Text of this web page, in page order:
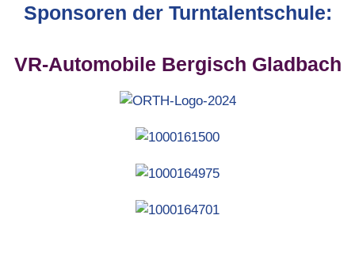
Sponsoren der Turntalentschule:
VR-Automobile Bergisch Gladbach